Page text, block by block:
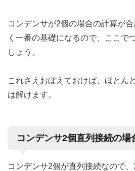
コンデンサが2個の場合の計算が
く一番の基礎になるので、ここで
しょう。
これさえおぼえておけば、ほとん
は解けます。
コンデンサ2個直列接続の場
コンデンサ2個が直列接続なので